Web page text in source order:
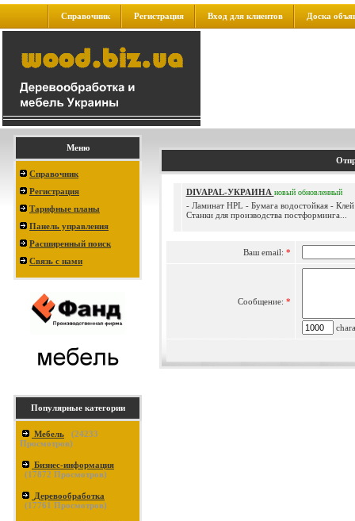
Справочник Регистрация Вход для клиентов Доска
Меню
Справочник
Регистрация
Тарифные планы
Панель управления
Расширенный поиск
Связь с нами
Популярные категории
Мебель (24233
Просмотров)
Бизнес-информация
(17872 Просмотров)
Деревообработка
(17761 Просмотров)
DIVAPAL-УКРАИНА новый обновленный
- Ламинат HPL - Бумага водостойкая -
Станки для производства постформинга...
Ваш email: *
Сообщение: *